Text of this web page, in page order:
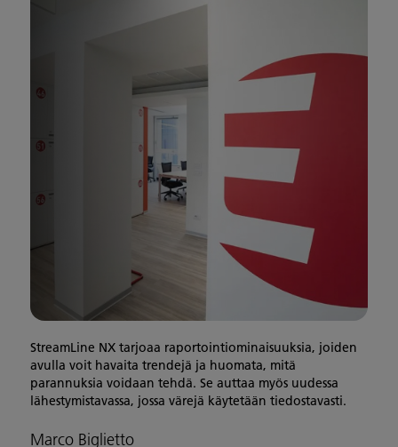
StreamLine NX tarjoaa raportointiominaisuuksia, joiden
avulla voit havaita trendejä ja huomata, mitä
parannuksia voidaan tehdä. Se auttaa myös uudessa
lähestymistavassa, jossa värejä käytetään tiedostavasti.
Marco Biglietto